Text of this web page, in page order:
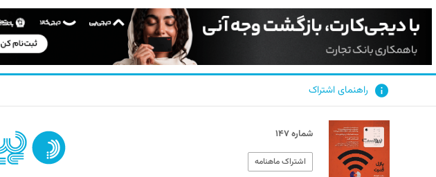
راهنمای اشتراک
شماره ۱۴۷
اشتراک ماهنامه